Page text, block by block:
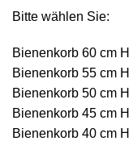
Bitte wählen Sie:
Bienenkorb 60 cm
Bienenkorb 55 cm
Bienenkorb 50 cm
Bienenkorb 45 cm
Bienenkorb 40 cm